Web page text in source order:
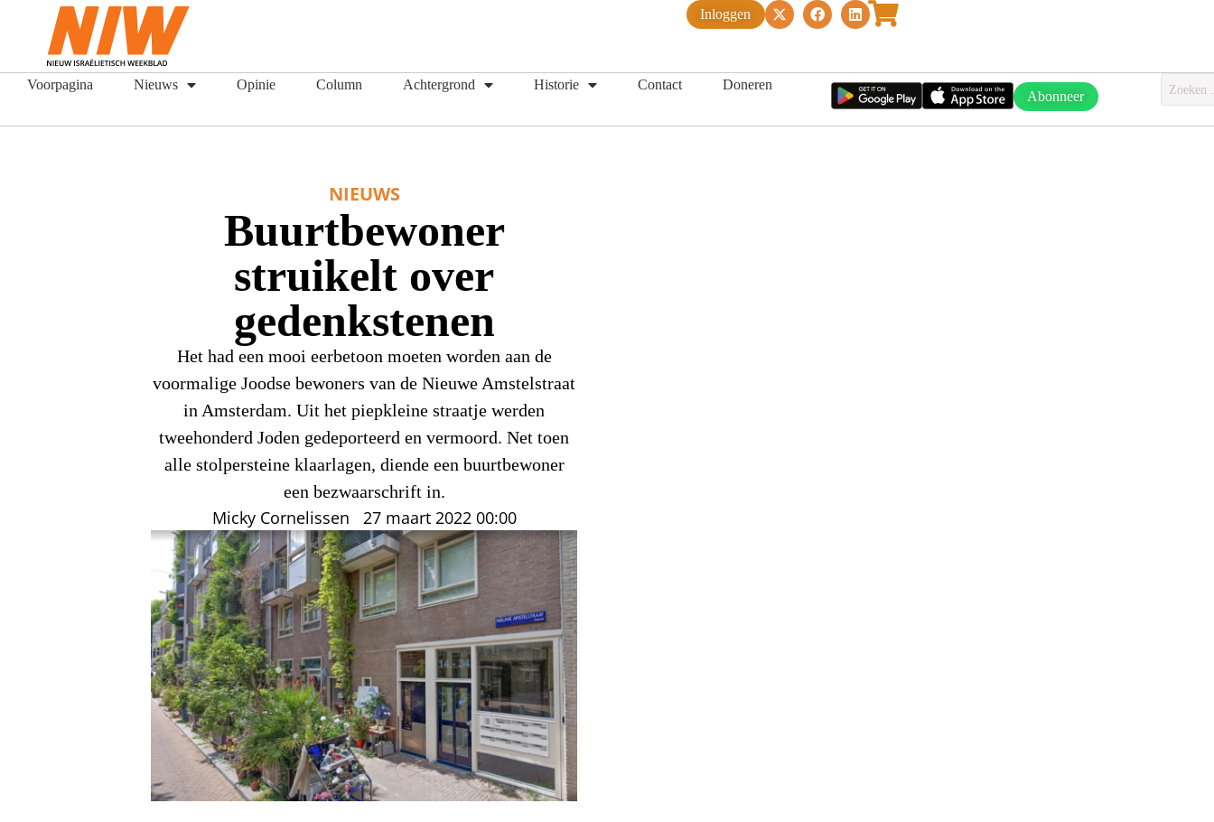
Inloggen
Voorpagina Nieuws Opinie Column Achtergrond Historie Contact Doneren
Abonneer
NIEUWS
Buurtbewoner
struikelt over
gedenkstenen
Het had een mooi eerbetoon moeten worden aan de
voormalige Joodse bewoners van de Nieuwe Amstelstraat
in Amsterdam. Uit het piepkleine straatje werden
tweehonderd Joden gedeporteerd en vermoord. Net toen
alle stolpersteine klaarlagen, diende een buurtbewoner
een bezwaarschrift in.
Micky Cornelissen 27 maart 2022 00:00